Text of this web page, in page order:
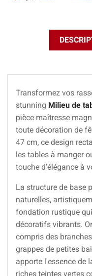
Transformez vos
stunning Milieu de
pièce maîtresse
toute décoration de
47 cm, ce design
les tables à manger
touche d'élégance à
La structure de base
naturelles,
fondation rustique
décoratifs vibrants.
compris des
grappes de petites
apporte l'essence de
riches teintes vertes